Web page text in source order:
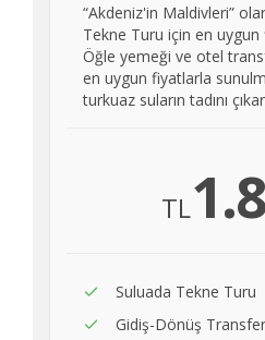
“Akdeniz'in Maldivleri”
Tekne Turu için en uygun
Öğle yemeği ve otel
en uygun fiyatlarla
turkuaz suların tadını
TL
Suluada Tekne Turu
Gidiş-Dönüş Transfer